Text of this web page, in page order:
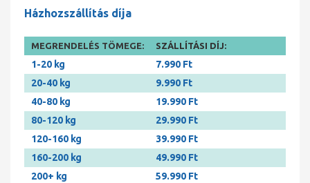
Házhozszállítás díja
MEGRENDELÉS TÖMEGE: SZÁLLÍTÁSI DÍJ:
1-20 kg
7.990 Ft
20-40 kg
9.990 Ft
40-80 kg
19.990 Ft
80-120 kg
29.990 Ft
120-160 kg
39.990 Ft
160-200 kg
49.990 Ft
200+ kg
59.990 Ft